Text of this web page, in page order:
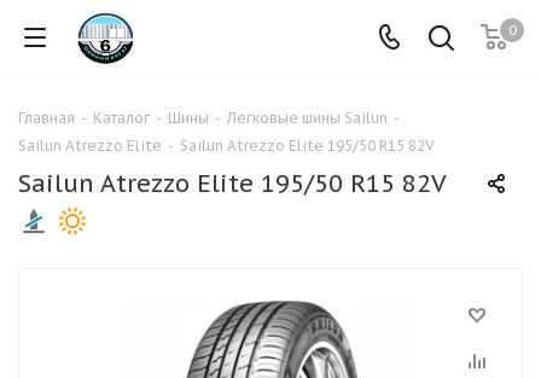
0
Главная - Каталог - Шины - Легковые шины Sailun -
Sailun Atrezzo Elite - Sailun Atrezzo Elite 195/50 R15 82V
Sailun Atrezzo Elite 195/50 R15 82V